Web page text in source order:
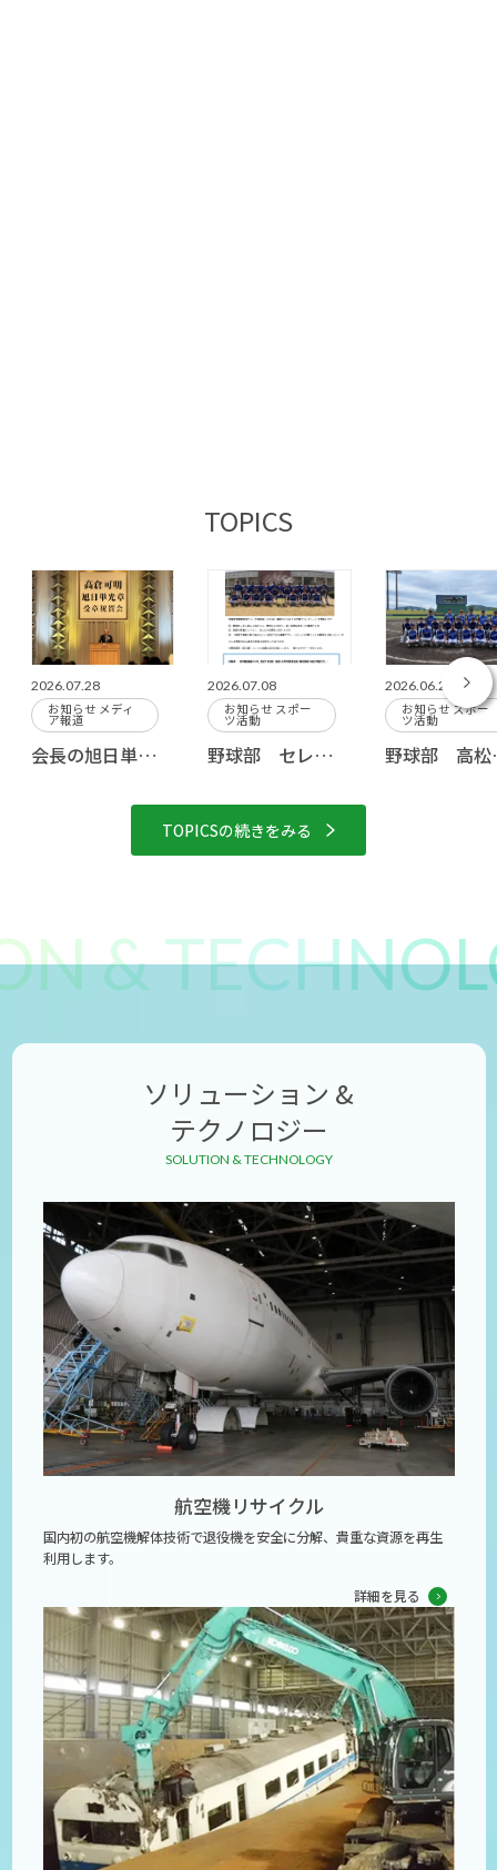
TOPICS
会長の旭日単光章受章を記念した祝賀会を開催しました
2026.07.28
お知らせ メディ
ア報道
野球部 セレクション開催のお知らせ
2026.07.08
お知らせ スポー
ツ活動
野球部 高
2026.06.29
お知らせスポー
ツ活動
TOPICSの続きをみる
&
ソリューション &
テクノロジー
SOLUTION & TECHNOLOGY
航空機リサイクル
国内初の航空機解体技術で退役機を安全に分解、貴重な資源を再生
利用します。
詳細を見る